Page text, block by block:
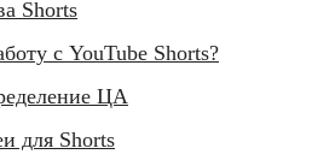
Shorts
с YouTube Shorts?
ЦА
для Shorts